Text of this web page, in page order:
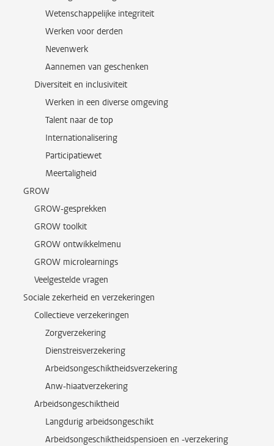
Wetenschappelijke integriteit
Werken voor derden
Nevenwerk
Aannemen van geschenken
Diversiteit en inclusiviteit
Werken in een diverse omgeving
Talent naar de top
Internationalisering
Participatiewet
Meertaligheid
GROW
GROW-gesprekken
GROW toolkit
GROW ontwikkelmenu
GROW microlearnings
Veelgestelde vragen
Sociale zekerheid en verzekeringen
Collectieve verzekeringen
Zorgverzekering
Dienstreisverzekering
Arbeidsongeschiktheidsverzekering
Anw-hiaatverzekering
Arbeidsongeschiktheid
Langdurig arbeidsongeschikt
Arbeidsongeschiktheidspensioen en -verzekering